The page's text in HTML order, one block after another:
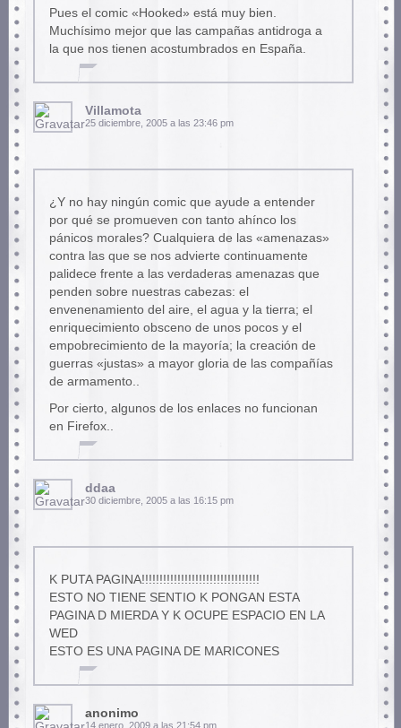
Pues el comic «Hooked» está muy bien.
Muchísimo mejor que las campañas antidroga a
la que nos tienen acostumbrados en España.
Villamota
25 diciembre, 2005 a las 23:46 pm
¿Y no hay ningún comic que ayude a entender
por qué se promueven con tanto ahínco los
pánicos morales? Cualquiera de las «amenazas»
contra las que se nos advierte continuamente
palidece frente a las verdaderas amenazas que
penden sobre nuestras cabezas: el
envenenamiento del aire, el agua y la tierra; el
enriquecimiento obsceno de unos pocos y el
empobrecimiento de la mayoría; la creación de
guerras «justas» a mayor gloria de las compañías
de armamento..
Por cierto, algunos de los enlaces no funcionan
en Firefox..
ddaa
30 diciembre, 2005 a las 16:15 pm
K PUTA PAGINA!!!!!!!!!!!!!!!!!!!!!!!!!!!!!!!!!
ESTO NO TIENE SENTIO K PONGAN ESTA
PAGINA D MIERDA Y K OCUPE ESPACIO EN LA
WED
ESTO ES UNA PAGINA DE MARICONES
anonimo
14 enero, 2009 a las 21:54 pm